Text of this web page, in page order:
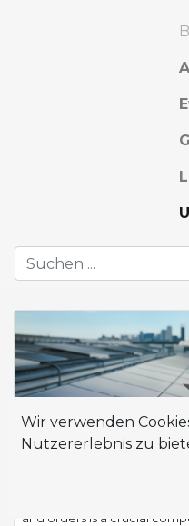
Rossato Group
The Challenge In the
and orders is a crucial
Wir verwenden
Nutzererlebnis zu